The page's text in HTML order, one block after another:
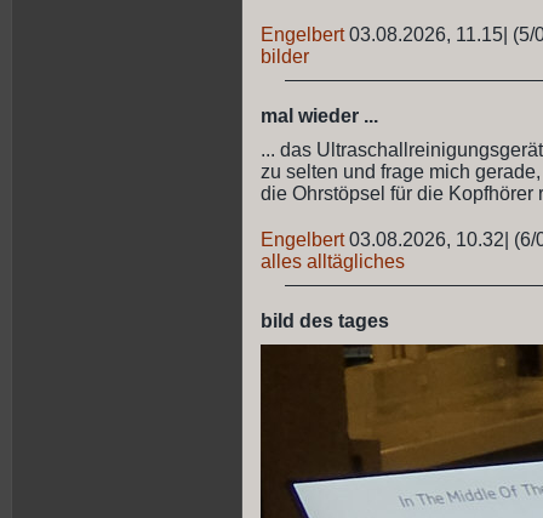
Engelbert 03.08.2026, 11.15 (5/
bilder
mal wieder ...
... das
zu selten und frage mich
die Ohrstöpsel für die Kopfhörer
Engelbert 03.08.2026, 10.32 (6/
alles alltägliches
bild des tages